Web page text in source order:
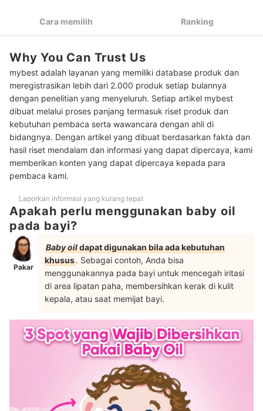
3
Untuk memijat, pertimbangkan lavender oil dan citronella oil
4
Pertimbangkan baby oil dengan Aloe vera jika ingin
melebatkan rambut bayi
Peringkat Baby Oil Terbaik
Apakah baby oil bisa menghilangkan bekas luka?
Apakah baby oil dapat digunakan untuk kebutuhan dewasa?
Baca juga rekomendasi produk perawatan bayi lainnya di sini
Cara memilih Ranking
Why You Can Trust Us
mybest adalah layanan yang memiliki database produk dan
meregistrasikan lebih dari 2.000 produk setiap bulannya
dengan penelitian yang menyeluruh. Setiap artikel mybest
dibuat melalui proses panjang termasuk riset produk dan
kebutuhan pembaca serta wawancara dengan ahli di
bidangnya. Dengan artikel yang dibuat berdasarkan fakta dan
hasil riset mendalam dan informasi yang dapat dipercaya, kami
memberikan konten yang dapat dipercaya kepada para
pembaca kami.
Laporkan informasi yang kurang tepat
Apakah perlu menggunakan baby oil
pada bayi?
Pakar
Baby oildapat digunakan bila ada kebutuhan
khusus. Sebagai contoh, Anda bisa
menggunakannya pada bayi untuk mencegah iritasi
di area lipatan paha, membersihkan kerak di kulit
kepala, atau saat memijat bayi.